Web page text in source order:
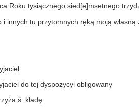
Roku tysiącznego sied[e]msetnego
tu przytomnych ręką moją własną
do tej dyspozycyi obligowany
ś. kładę